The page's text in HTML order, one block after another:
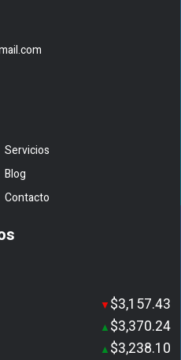
Servicios
Blog
Contacto
▼ $3,157.43
▲ $3,370.24
▲ $3,238.10